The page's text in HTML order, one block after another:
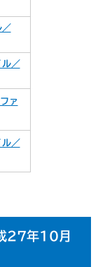
／
ァ
／
27年10月